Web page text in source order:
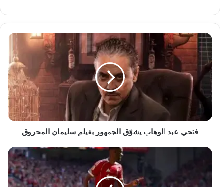
فتحي
عبد
الوهاب
يشوّق
الجمهور
بفيلم
سليمان
المحروق
فتحي عبد الوهاب يشوّق الجمهور بفيلم سليمان المحروق
وسط
حول
الروح